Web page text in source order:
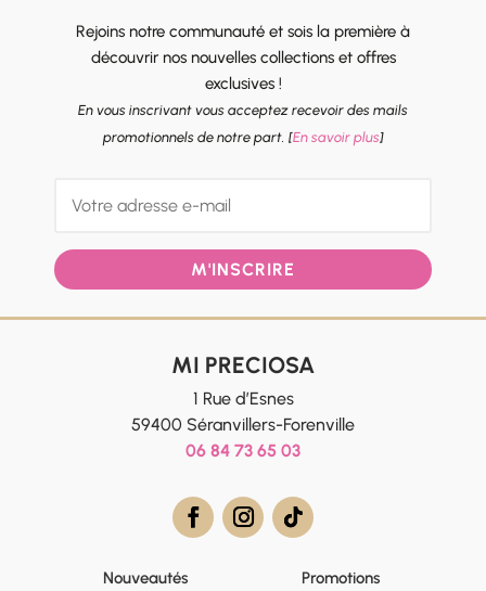
Rejoins notre communauté et sois la première à
découvrir nos nouvelles collections et offres
exclusives !
En vous inscrivant vous acceptez recevoir des mails
promotionnels de notre part. [En savoir plus]
M'INSCRIRE
MI PRECIOSA
1 Rue d’Esnes
59400 Séranvillers-Forenville
06 84 73 65 03
Nouveautés Promotions